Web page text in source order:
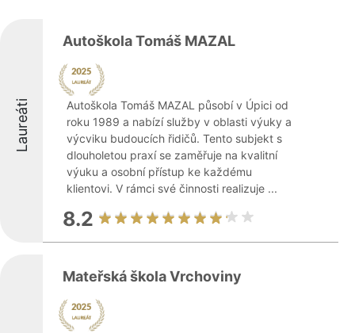
Laureáti
Autoškola Tomáš MAZAL
Autoškola Tomáš MAZAL působí v Úpici od
roku 1989 a nabízí služby v oblasti výuky a
výcviku budoucích řidičů. Tento subjekt s
dlouholetou praxí se zaměřuje na kvalitní
výuku a osobní přístup ke každému
klientovi. V rámci své činnosti realizuje ...
8.2
Mateřská škola Vrchoviny